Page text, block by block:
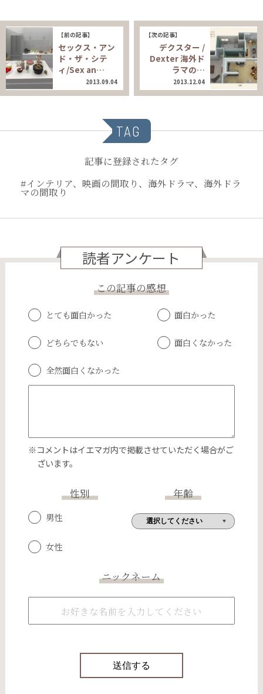
【前の記事】
セックス・アン
ド・ザ・シテ
ィ/Sex an…
2013.09.04
【次の記事】
デクスター /
Dexter 海外ド
ラマの…
2013.12.04
TAG
記事に登録されたタグ
#インテリア、映画の間取り、海外ドラマ、海外ドラ
マの間取り
読者アンケート
この記事の感想
とても面白かった 面白かった
どちらでもない 面白くなかった
全然面白くなかった
※コメントはイエマガ内で掲載させていただく場合がご
ざいます。
性別
男性
女性
年齢
ニックネーム